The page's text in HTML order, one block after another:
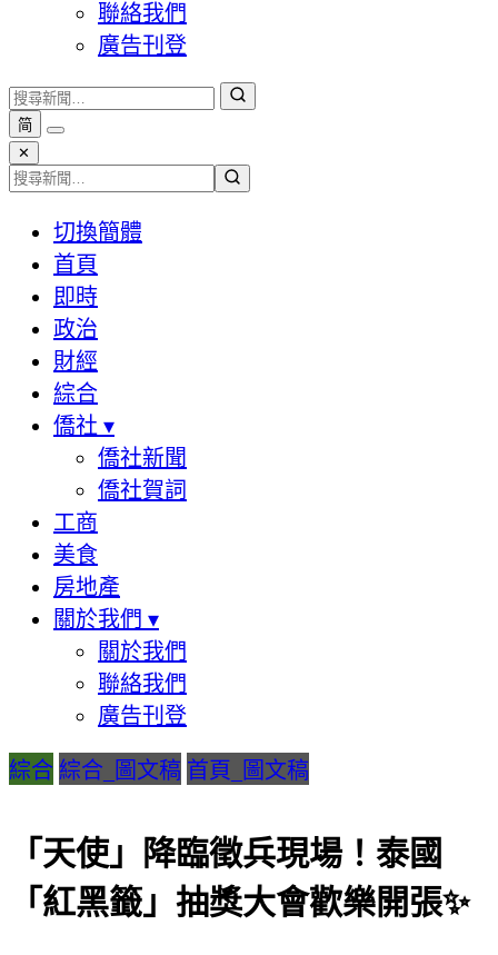
聯絡我們
廣告刊登
简
✕
切換簡體
首頁
即時
政治
財經
綜合
僑社 ▾
僑社新聞
僑社賀詞
工商
美食
房地產
關於我們 ▾
關於我們
聯絡我們
廣告刊登
綜合 綜合_圖文稿 首頁_圖文稿
「天使」降臨徵兵現場！泰國
「紅黑籤」抽獎大會歡樂開張✨